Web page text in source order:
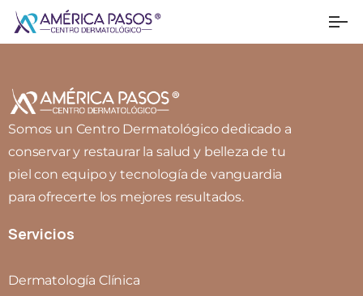
Somos un Centro Dermatológico dedicado a
conservar y restaurar la salud y belleza de tu
piel con equipo y tecnología de vanguardia
para ofrecerte los mejores resultados.
Servicios
Dermatología Clínica